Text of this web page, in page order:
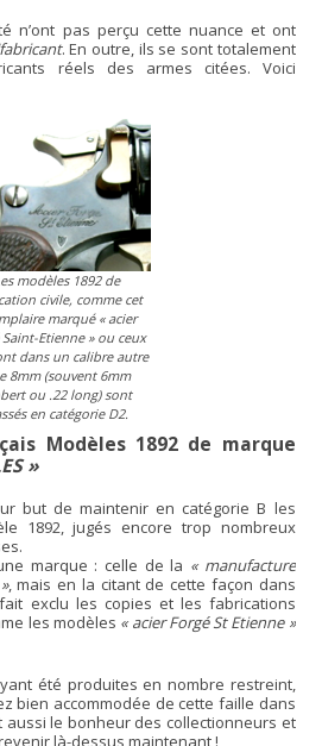
n’ont pas perçu cette nuance et ont
. En outre, ils se sont totalement
réels des armes citées. Voici
modèles 1892 de
civile, comme cet
marqué « acier
Etienne » ou ceux
dans un calibre autre
8mm (souvent 6mm
ou .22 long) sont
en catégorie D2.
Modèles 1892 de marque
»
but de maintenir en catégorie B les
1892, jugés encore trop nombreux
marque : celle de la « manufacture
, mais en la citant de cette façon dans
exclu les copies et les fabrications
les modèles « acier Forgé St Etienne »
été produites en nombre restreint,
bien accommodée de cette faille dans
le bonheur des collectionneurs et
là-dessus maintenant !